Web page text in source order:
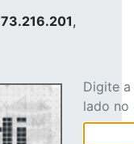
,
Digite
lado no